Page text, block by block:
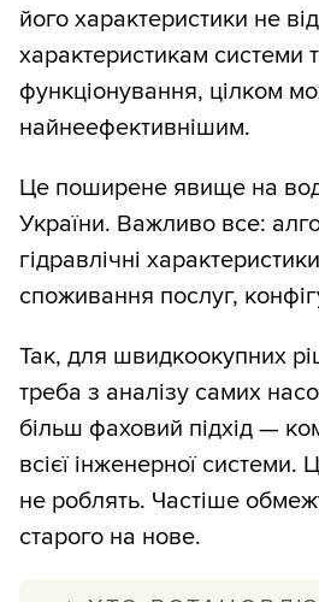
його характеристики не
характеристикам системи
функціонування, цілком
найнеефективнішим.
Це поширене явище на
України. Важливо все:
гідравлічні
споживання послуг,
Так, для швидкоокупних
треба з аналізу самих
більш фаховий підхід —
всієї інженерної системи.
не роблять. Частіше
старого на нове.